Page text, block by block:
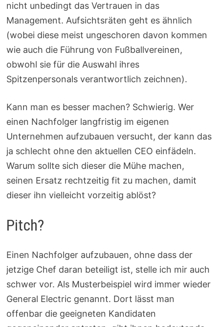
nicht unbedingt das Vertrauen in das
Management. Aufsichtsräten geht es ähnlich
(wobei diese meist ungeschoren davon kommen
wie auch die Führung von Fußballvereinen,
obwohl sie für die Auswahl ihres
Spitzenpersonals verantwortlich zeichnen).
Kann man es besser machen? Schwierig. Wer
einen Nachfolger langfristig im eigenen
Unternehmen aufzubauen versucht, der kann das
ja schlecht ohne den aktuellen CEO einfädeln.
Warum sollte sich dieser die Mühe machen,
seinen Ersatz rechtzeitig fit zu machen, damit
dieser ihn vielleicht vorzeitig ablöst?
Pitch?
Einen Nachfolger aufzubauen, ohne dass der
jetzige Chef daran beteiligt ist, stelle ich mir auch
schwer vor. Als Musterbeispiel wird immer wieder
General Electric genannt. Dort lässt man
offenbar die geeigneten Kandidaten